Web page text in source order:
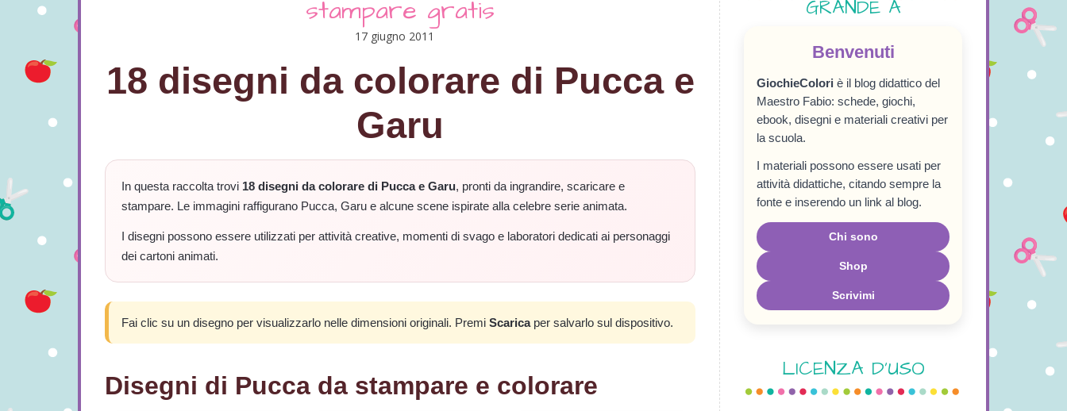
stampare gratis
17 giugno 2011
18 disegni da colorare di Pucca e
Garu
In questa raccolta trovi 18 disegni da colorare di Pucca e Garu, pronti da ingrandire, scaricare e
stampare. Le immagini raffigurano Pucca, Garu e alcune scene ispirate alla celebre serie animata.
I disegni possono essere utilizzati per attività creative, momenti di svago e laboratori dedicati ai personaggi
dei cartoni animati.
Fai clic su un disegno per visualizzarlo nelle dimensioni originali. Premi Scaricaper salvarlo sul dispositivo.
Disegni di Pucca da stampare e colorare
GRANDE A
SETTEMBRE!
Benvenuti
GiochieColori è il blog didattico del
Maestro Fabio: schede, giochi,
ebook, disegni e materiali creativi per
la scuola.
I materiali possono essere usati per
attività didattiche, citando sempre la
fonte e inserendo un link al blog.
Chi sono
Shop
Scrivimi
LICENZA D'USO